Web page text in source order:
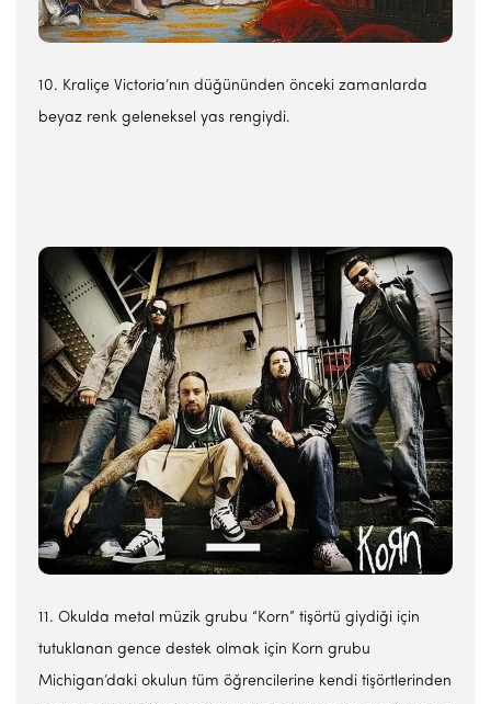
10. Kraliçe Victoria’nın düğününden önceki zamanlarda
beyaz renk geleneksel yas rengiydi.
11. Okulda metal müzik grubu “Korn” tişörtü giydiği için
tutuklanan gence destek olmak için Korn grubu
Michigan’daki okulun tüm öğrencilerine kendi tişörtlerinden